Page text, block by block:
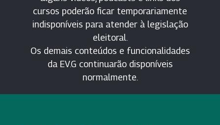
cursos poderão ficar temporariamente
indisponíveis para atender à legislação
eleitoral.
Os demais conteúdos e funcionalidades
da EV.G continuarão disponíveis
normalmente.